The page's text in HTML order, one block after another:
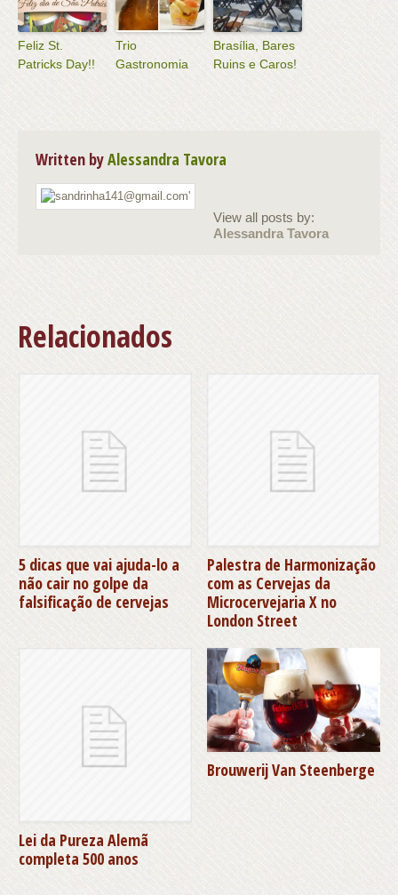
Feliz St.
Patricks Day!!
Trio
Gastronomia
Brasília, Bares
Ruins e Caros!
Written byAlessandra Tavora
View all posts by:
Alessandra Tavora
Relacionados
5 dicas que vai ajuda-lo a
não cair no golpe da
falsificação de cervejas
Palestra de Harmonização
com as Cervejas da
Microcervejaria X no
London Street
Lei da Pureza Alemã
completa 500 anos
Brouwerij Van Steenberge